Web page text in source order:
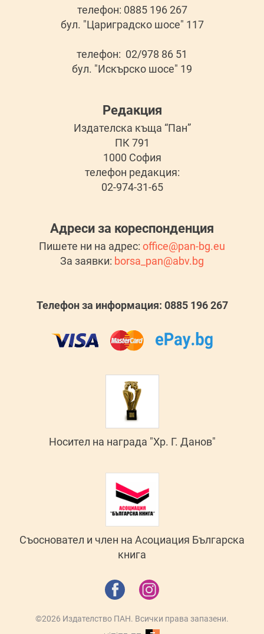
телефон: 0885 196 267
бул. "Цариградско шосе" 117
телефон: 02/978 86 51
бул. "Искърско шосе" 19
Редакция
Издателска къща “Пан”
ПК 791
1000 София
телефон редакция:
02-974-31-65
Адреси за кореспонденция
Пишете ни на адрес: office@pan-bg.eu
За заявки: borsa_pan@abv.bg
Телефон за информация: 0885 196 267
Носител на награда "Хр. Г. Данов"
Съосновател и член на Асоциация Българска
книга
©2026 Издателство ПАН. Всички права запазени.